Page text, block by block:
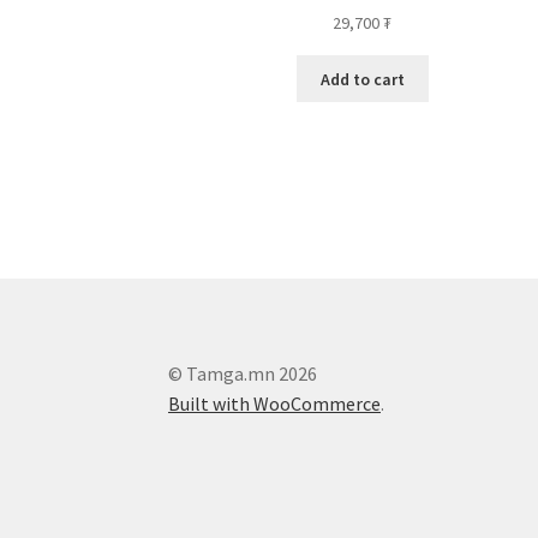
29,700₮
Add to cart
© Tamga.mn 2026
Built with WooCommerce.